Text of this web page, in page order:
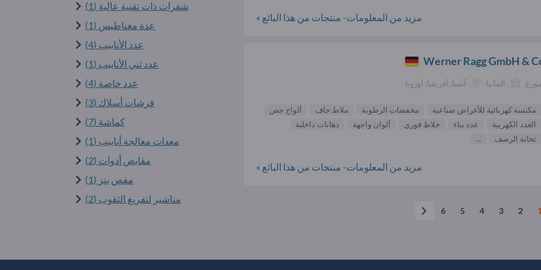
شفرات ذات تقنية عالية (1)
عدة مغناطيس (1)
عدد الأنابيب (4)
عدد ثني الأنابيب (1)
عدد خاصة (4)
فرشات أسلاك (3)
كماشة (7)
معدات معالجة أنابيب (1)
مقابض أدوات (2)
مقص بنز (1)
مناشير لتفريغ الثقوب (2)
مزيد من المعلومات- منتجات من هذا البائع »
Werner Ragg GmbH &
ألمانيا آسيا, أفريقيا, أوروبا
مكنسة كهربائية للأغراض صناعية مخفضات الرطوبة ملاط جاف
ألواح جص
العدد الكهربية
عدد بناء خلاط فوري ألوان واجهة
دهانات داخلية
ثخانة الرصف
...
مزيد من المعلومات- منتجات من هذا البائع »
1
2
3
4
5
6